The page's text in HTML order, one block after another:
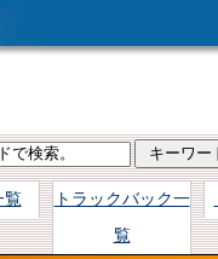
覧
トラックバック一
覧